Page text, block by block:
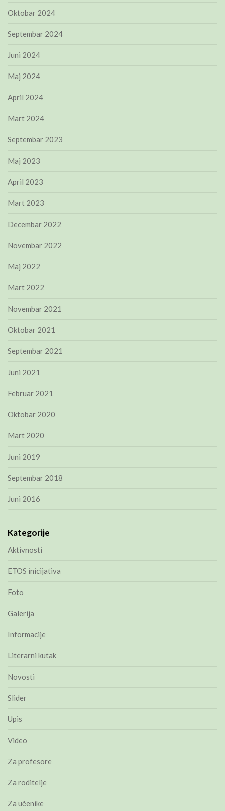
Oktobar 2024
Septembar 2024
Juni 2024
Maj 2024
April 2024
Mart 2024
Septembar 2023
Maj 2023
April 2023
Mart 2023
Decembar 2022
Novembar 2022
Maj 2022
Mart 2022
Novembar 2021
Oktobar 2021
Septembar 2021
Juni 2021
Februar 2021
Oktobar 2020
Mart 2020
Juni 2019
Septembar 2018
Juni 2016
Kategorije
Aktivnosti
ETOS inicijativa
Foto
Galerija
Informacije
Literarni kutak
Novosti
Slider
Upis
Video
Za profesore
Za roditelje
Za učenike